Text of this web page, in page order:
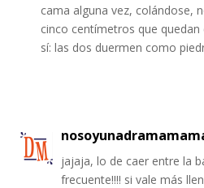
cama alguna vez, colándose,
cinco centímetros que
sí: las dos duermen como
jajaja, lo de caer entre la
frecuente!!!! si vale más